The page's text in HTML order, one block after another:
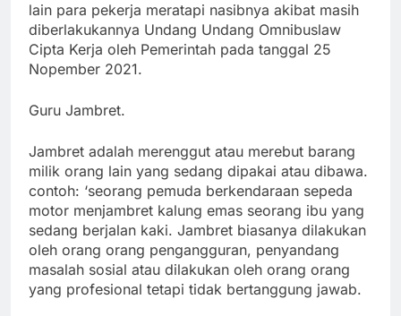
lain para pekerja meratapi nasibnya akibat masih
diberlakukannya Undang Undang Omnibuslaw
Cipta Kerja oleh Pemerintah pada tanggal 25
Nopember 2021.
Guru Jambret.
Jambret adalah merenggut atau merebut barang
milik orang lain yang sedang dipakai atau dibawa.
contoh: ‘seorang pemuda berkendaraan sepeda
motor menjambret kalung emas seorang ibu yang
sedang berjalan kaki. Jambret biasanya dilakukan
oleh orang orang pengangguran, penyandang
masalah sosial atau dilakukan oleh orang orang
yang profesional tetapi tidak bertanggung jawab.